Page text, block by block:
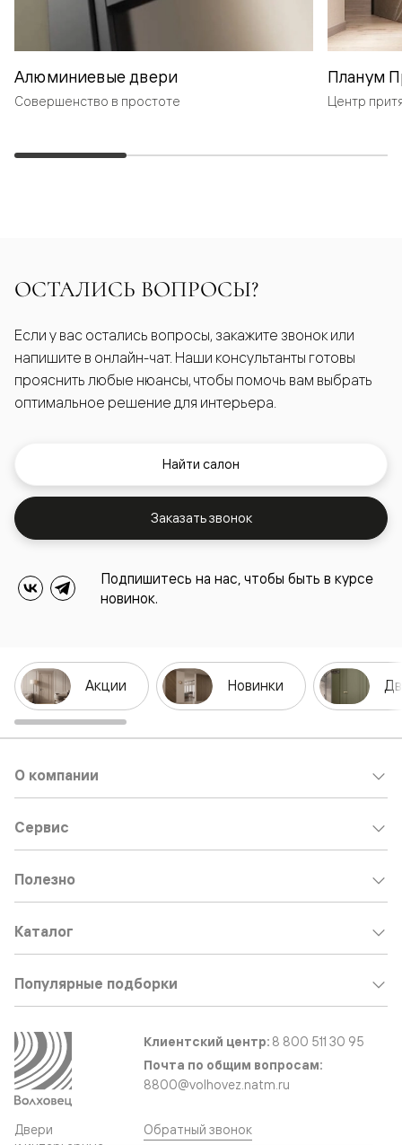
Алюминиевые двери
Совершенство в простоте
Планум
Центр
ОСТАЛИСЬ ВОПРОСЫ?
Если у вас остались вопросы, закажите звонок или
напишите в онлайн-чат. Наши консультанты готовы
прояснить любые нюансы, чтобы помочь вам выбрать
оптимальное решение для интерьера.
Найти салон
Заказать звонок
Подпишитесь на нас, чтобы быть в курсе
новинок.
Акции Новинки
Двери
О компании
Сервис
Полезно
Каталог
Популярные подборки
Клиентский центр: 8 800 511 30 95
Почта по общим вопросам:
8800@volhovez.natm.ru
Обратный звонок